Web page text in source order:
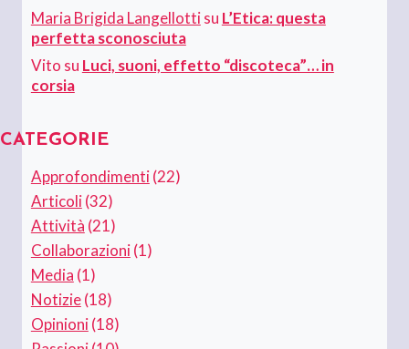
Maria Brigida Langellottisu L’Etica: questa
perfetta sconosciuta
Vito su Luci, suoni, effetto “discoteca”… in
corsia
CATEGORIE
Approfondimenti(22)
Articoli(32)
Attività (21)
Collaborazioni(1)
Media (1)
Notizie(18)
Opinioni(18)